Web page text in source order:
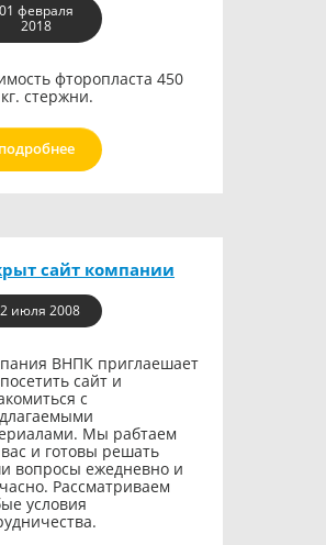
01 февраля
2018
фторопласта 450
стержни.
подробнее
сайт компании
июля 2008
ВНПК приглаешает
сайт и
с
Мы рабтаем
и готовы решать
вопросы ежедневно и
Рассматриваем
условия